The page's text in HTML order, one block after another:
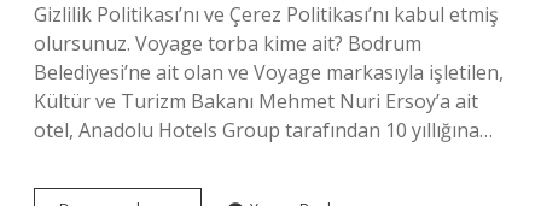
Gizlilik Politikası’nı ve Çerez Politikası’nı kabul etmiş
olursunuz. Voyage torba kime ait? Bodrum
Belediyesi’ne ait olan ve Voyage markasıyla işletilen,
Kültür ve Turizm Bakanı Mehmet Nuri Ersoy’a ait
otel, Anadolu Hotels Group tarafından 10 yıllığına…